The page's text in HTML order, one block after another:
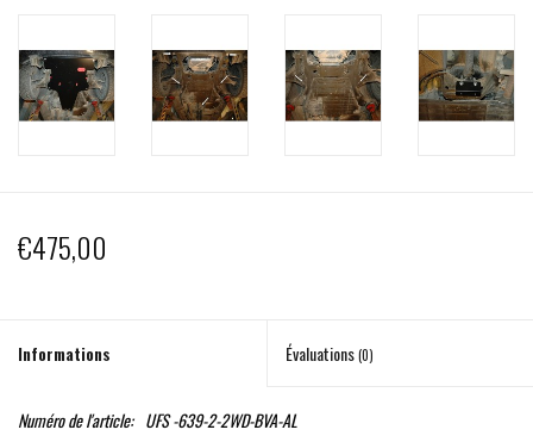
€475,00
Informations Évaluations(0)
Numéro de l'article: UFS -639-2-2WD-BVA-AL